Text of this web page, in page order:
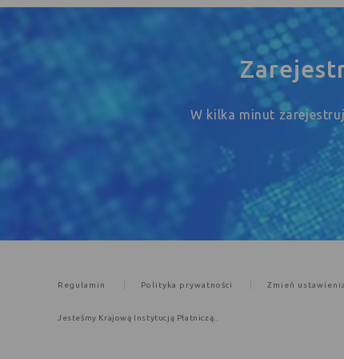
W kilka minut
Regulamin Polityka prywatności Zmień
Jesteśmy Krajową Instytucją Płatniczą..